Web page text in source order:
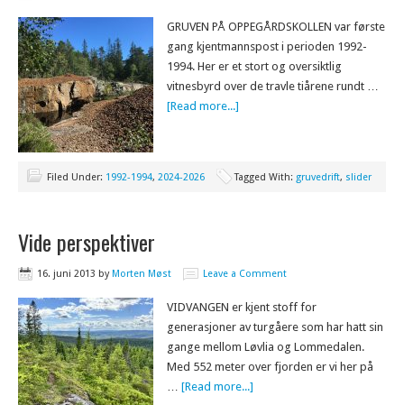
GRUVEN PÅ OPPEGÅRDSKOLLEN var første
gang kjentmannspost i perioden 1992-
1994. Her er et stort og oversiktlig
vitnesbyrd over de travle tiårene rundt …
[Read more...]
Filed Under: 1992-1994, 2024-2026 Tagged With: gruvedrift, slider
Vide perspektiver
16. juni 2013 byMorten Møst Leave a Comment
VIDVANGEN er kjent stoff for
generasjoner av turgåere som har hatt sin
gange mellom Løvlia og Lommedalen.
Med 552 meter over fjorden er vi her på
… [Read more...]